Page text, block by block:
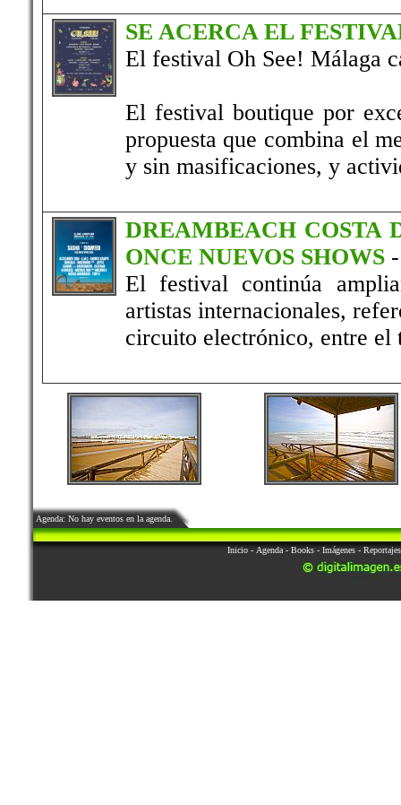
SE ACERCA EL
El festival Oh See! Málaga
El festival boutique por
propuesta que combina el
y sin masificaciones, y
DREAMBEACH COSTA
ONCE NUEVOS SHOWS
El festival continúa
artistas internacionales,
circuito electrónico, entre el
Agenda: No hay eventos en la agenda.
Inicio - Agenda - Books - Imágenes - Reportajes